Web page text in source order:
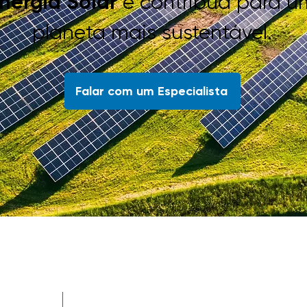
planeta mais sustentável.
Falar com um Especialista